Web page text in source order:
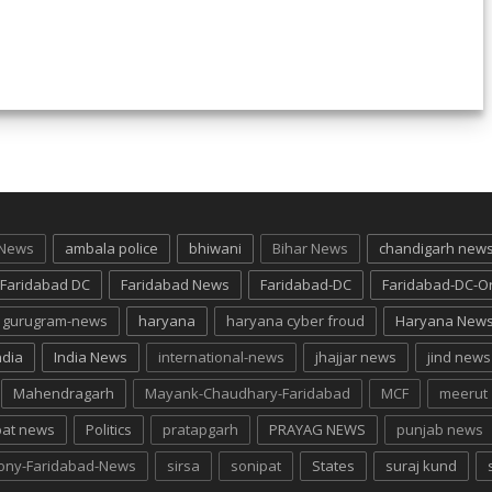
ambala police bhiwani Bihar News
chandigarh
Faridabad DC
Faridabad News Faridabad-DC
Faridabad-DC-
gurugram-news
haryana haryana cyber froud
Haryana
India News international-news jhajjar news
jind news
Mahendragarh
Mayank-Chaudhary-Faridabad MCF
meerut
news
Politics pratapgarh PRAYAG NEWS
punjab news
Faridabad-News
sirsa sonipat States suraj kund